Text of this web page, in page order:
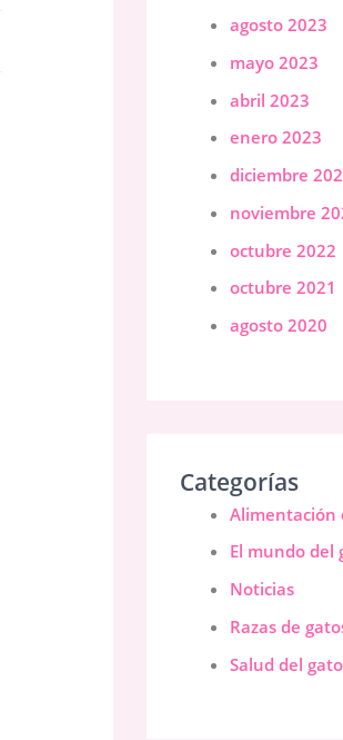
agosto 2023
mayo 2023
abril 2023
enero 2023
diciembre
noviembre
octubre 2022
octubre 2021
agosto 2020
Categorías
Alimentación
El mundo del
Noticias
Razas de
Salud del gato